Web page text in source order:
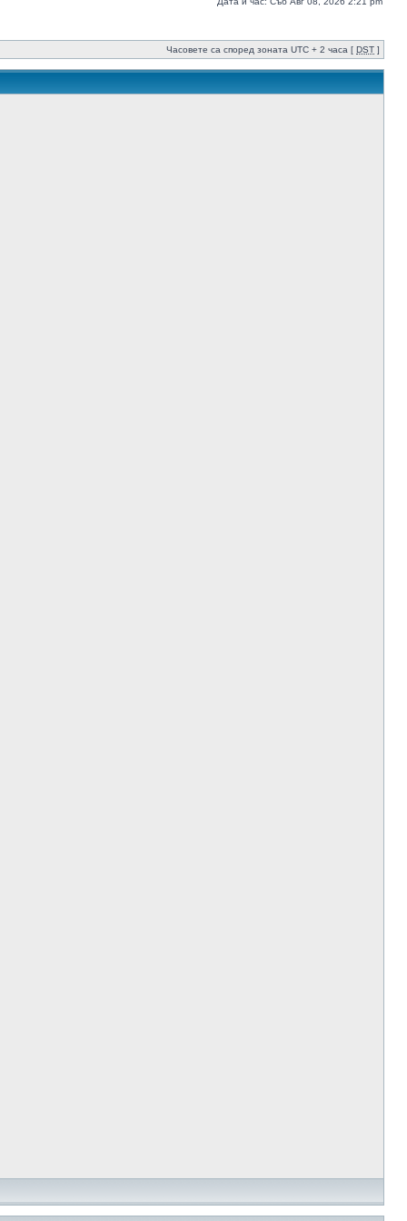
Часовете са според зоната UTC + 2 часа [ DST ]